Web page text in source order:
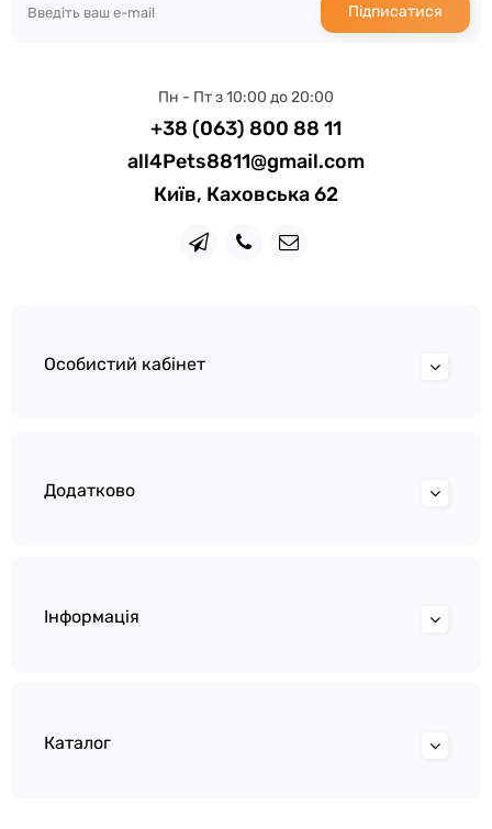
Підписатися
Пн - Пт з 10:00 до 20:00
+38 (063) 800 88 11
all4Pets8811@gmail.com
Київ, Каховська 62
Особистий кабінет
Додатково
Інформація
Каталог